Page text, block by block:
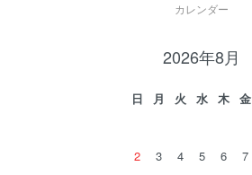
カレンダー
2026年8月
日 月 火 水 木 金
2
3 4 5 6 7